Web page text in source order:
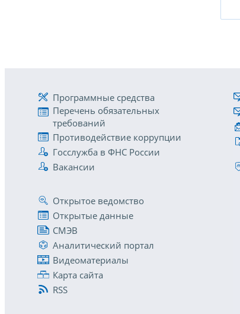
Программные средства
Перечень обязательных
требований
Противодействие коррупции
Госслужба в ФНС России
Вакансии
Открытое ведомство
Открытые данные
СМЭВ
Аналитический портал
Видеоматериалы
Карта сайта
RSS